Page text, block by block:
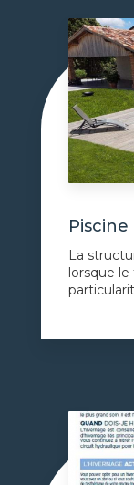
La
lorsque